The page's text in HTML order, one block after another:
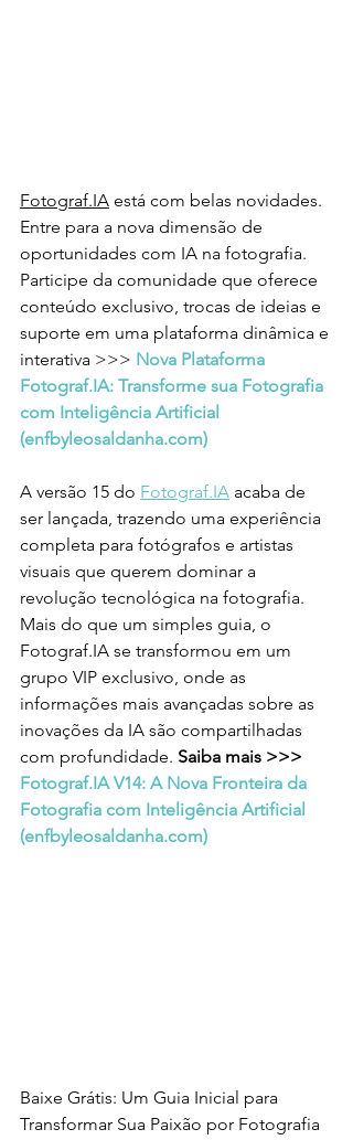
Fotograf.IA está com belas novidades.
Entre para a nova dimensão de
oportunidades com IA na fotografia.
Participe da comunidade que oferece
conteúdo exclusivo, trocas de ideias e
suporte em uma plataforma dinâmica e
interativa >>> Nova Plataforma
Fotograf.IA: Transforme sua Fotografia
com Inteligência Artificial
(enfbyleosaldanha.com)
A versão 15 do Fotograf.IA acaba de
ser lançada, trazendo uma experiência
completa para fotógrafos e artistas
visuais que querem dominar a
revolução tecnológica na fotografia.
Mais do que um simples guia, o
Fotograf.IA se transformou em um
grupo VIP exclusivo, onde as
informações mais avançadas sobre as
inovações da IA são compartilhadas
com profundidade. Saiba mais >>>
Fotograf.IA V14: A Nova Fronteira da
Fotografia com Inteligência Artificial
(enfbyleosaldanha.com)
Baixe Grátis: Um Guia Inicial para
Transformar Sua Paixão por Fotografia